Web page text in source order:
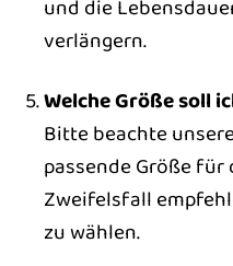
und die
verlängern.
Welche Größe soll
Bitte beachte
passende Größe
Zweifelsfall
zu wählen.